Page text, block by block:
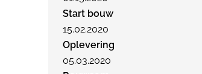
Start bouw
15.02.2020
Oplevering
05.03.2020